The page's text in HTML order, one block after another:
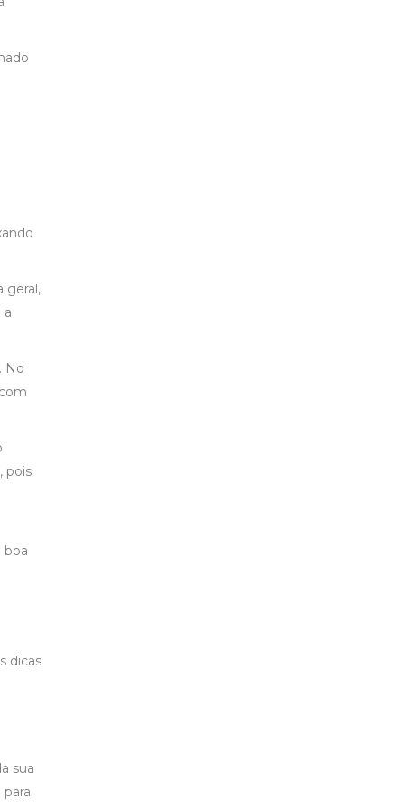
geral,
a
No
pois
boa
dicas
sua
para